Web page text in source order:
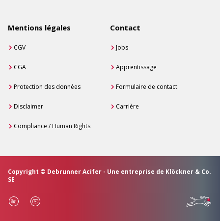
Mentions légales
CGV
CGA
Protection des données
Disclaimer
Compliance / Human Rights
Contact
Jobs
Apprentissage
Formulaire de contact
Carrière
Copyright © Debrunner Acifer - Une entreprise de Klöckner & Co.
SE